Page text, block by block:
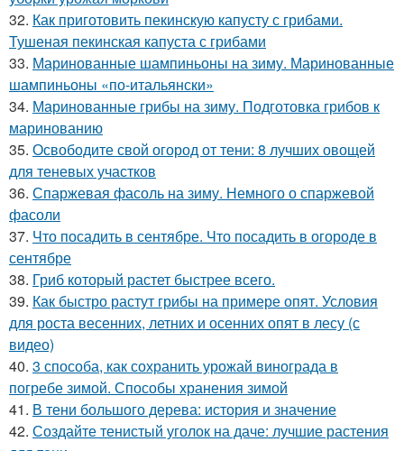
32. Как приготовить пекинскую капусту с грибами.
Тушеная пекинская капуста с грибами
33. Маринованные шампиньоны на зиму. Маринованные
шампиньоны «по-итальянски»
34. Маринованные грибы на зиму. Подготовка грибов к
маринованию
35. Освободите свой огород от тени: 8 лучших овощей
для теневых участков
36. Спаржевая фасоль на зиму. Немного о спаржевой
фасоли
37. Что посадить в сентябре. Что посадить в огороде в
сентябре
38. Гриб который растет быстрее всего.
39. Как быстро растут грибы на примере опят. Условия
для роста весенних, летних и осенних опят в лесу (с
видео)
40. 3 способа, как сохранить урожай винограда в
погребе зимой. Способы хранения зимой
41. В тени большого дерева: история и значение
42. Создайте тенистый уголок на даче: лучшие растения